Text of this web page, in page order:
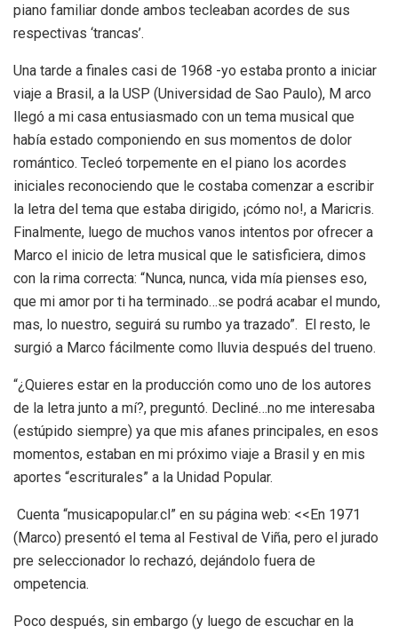
piano familiar donde ambos tecleaban acordes de sus
respectivas ‘trancas’.
Una tarde a finales casi de 1968 -yo estaba pronto a iniciar
viaje a Brasil, a la USP (Universidad de Sao Paulo), M arco
llegó a mi casa entusiasmado con un tema musical que
había estado componiendo en sus momentos de dolor
romántico. Tecleó torpemente en el piano los acordes
iniciales reconociendo que le costaba comenzar a escribir
la letra del tema que estaba dirigido, ¡cómo no!, a Maricris.
Finalmente, luego de muchos vanos intentos por ofrecer a
Marco el inicio de letra musical que le satisficiera, dimos
con la rima correcta: “Nunca, nunca, vida mía pienses eso,
que mi amor por ti ha terminado…se podrá acabar el mundo,
mas, lo nuestro, seguirá su rumbo ya trazado”. El resto, le
surgió a Marco fácilmente como lluvia después del trueno.
“¿Quieres estar en la producción como uno de los autores
de la letra junto a mí?, preguntó. Decliné…no me interesaba
(estúpido siempre) ya que mis afanes principales, en esos
momentos, estaban en mi próximo viaje a Brasil y en mis
aportes “escriturales” a la Unidad Popular.
Cuenta “musicapopular.cl” en su página web: <<En 1971
(Marco) presentó el tema al Festival de Viña, pero el jurado
pre seleccionador lo rechazó, dejándolo fuera de
ompetencia.
Poco después, sin embargo (y luego de escuchar en la